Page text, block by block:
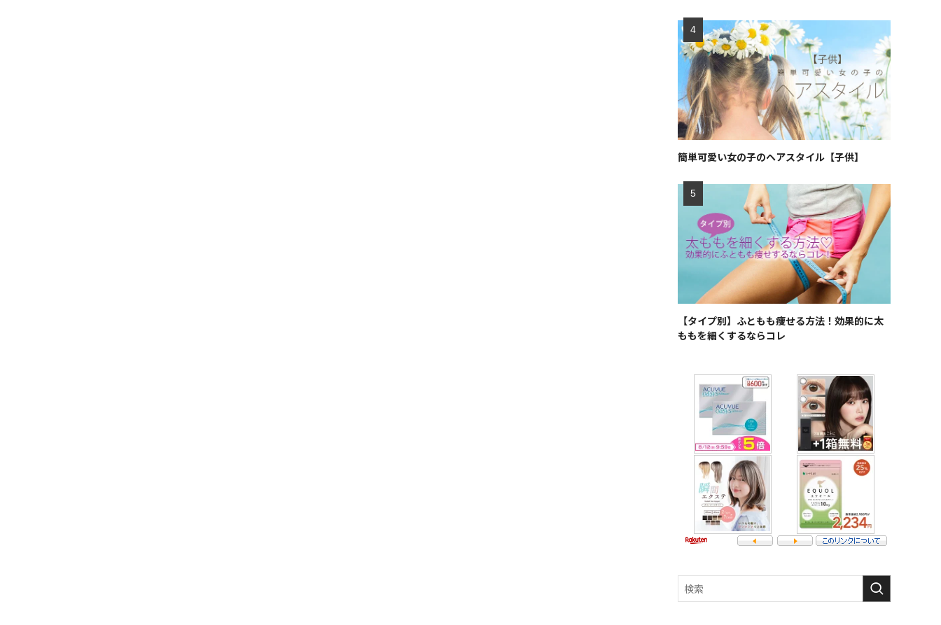
簡単可愛い女の子のヘアスタイル【子供】
【タイプ別】ふともも痩せる方法！効果的に太
ももを細くするならコレ